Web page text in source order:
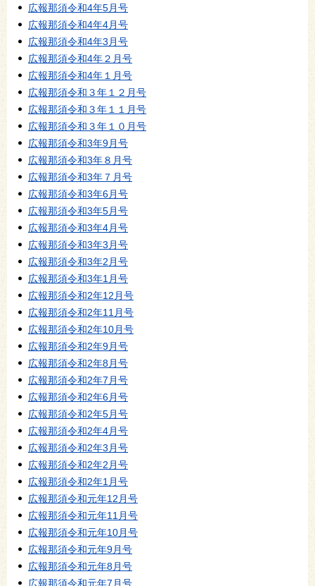
広報那須令和4年5月号
広報那須令和4年4月号
広報那須令和4年3月号
広報那須令和4年２月号
広報那須令和4年１月号
広報那須令和３年１２月号
広報那須令和３年１１月号
広報那須令和３年１０月号
広報那須令和3年9月号
広報那須令和3年８月号
広報那須令和3年７月号
広報那須令和3年6月号
広報那須令和3年5月号
広報那須令和3年4月号
広報那須令和3年3月号
広報那須令和3年2月号
広報那須令和3年1月号
広報那須令和2年12月号
広報那須令和2年11月号
広報那須令和2年10月号
広報那須令和2年9月号
広報那須令和2年8月号
広報那須令和2年7月号
広報那須令和2年6月号
広報那須令和2年5月号
広報那須令和2年4月号
広報那須令和2年3月号
広報那須令和2年2月号
広報那須令和2年1月号
広報那須令和元年12月号
広報那須令和元年11月号
広報那須令和元年10月号
広報那須令和元年9月号
広報那須令和元年8月号
広報那須令和元年7月号